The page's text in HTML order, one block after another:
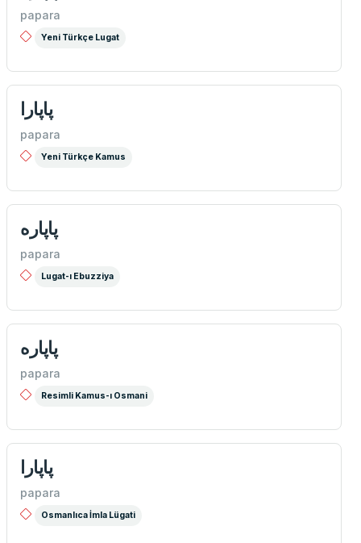
papara
Yeni Türkçe Lugat
پاپارا
papara
Yeni Türkçe Kamus
پاپاره
papara
Lugat-ı Ebuzziya
پاپاره
papara
Resimli Kamus-ı Osmani
پاپارا
papara
Osmanlıca İmla Lügati